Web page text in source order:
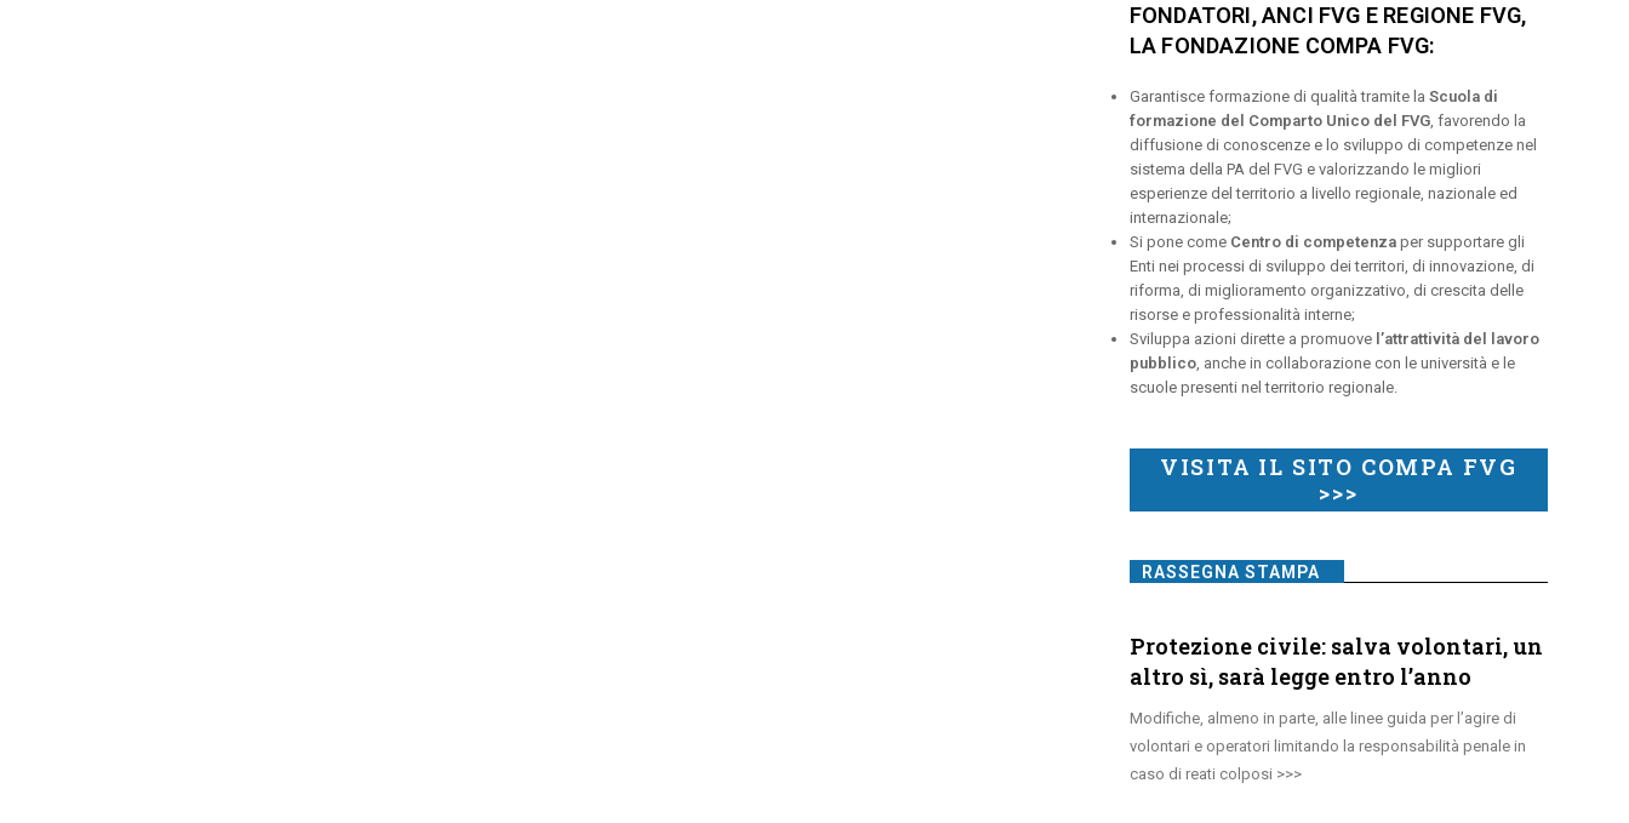
FONDATORI, ANCI FVG E REGIONE FVG,
LA FONDAZIONE COMPA FVG:
Garantisce formazione di qualità tramite la Scuola di
formazione del Comparto Unico del FVG, favorendo la
diffusione di conoscenze e lo sviluppo di competenze nel
sistema della PA del FVG e valorizzando le migliori
esperienze del territorio a livello regionale, nazionale ed
internazionale;
Si pone come Centro di competenzaper supportare gli
Enti nei processi di sviluppo dei territori, di innovazione, di
riforma, di miglioramento organizzativo, di crescita delle
risorse e professionalità interne;
Sviluppa azioni dirette a promuove l’attrattività del lavoro
pubblico, anche in collaborazione con le università e le
scuole presenti nel territorio regionale.
VISITA IL SITO COMPA FVG
>>>
RASSEGNA STAMPA
Protezione civile: salva volontari, un
altro sì, sarà legge entro l’anno
Modifiche, almeno in parte, alle linee guida per l’agire di
volontari e operatori limitando la responsabilità penale in
caso di reati colposi